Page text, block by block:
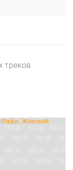
треков